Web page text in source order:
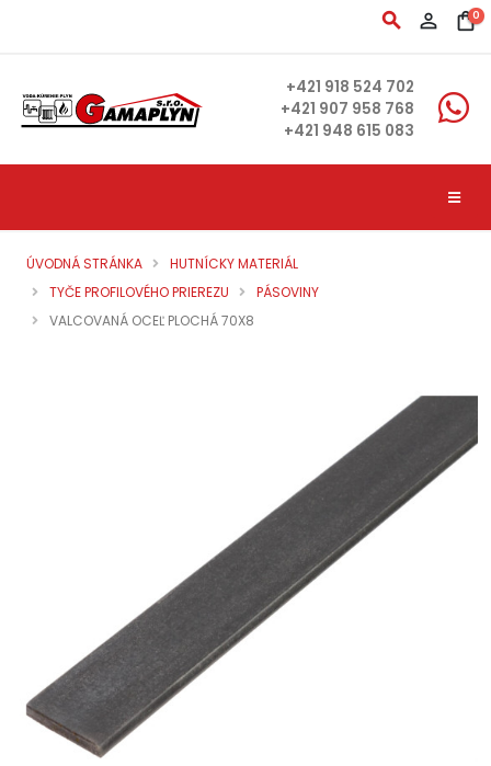
search person_outline shopping_bag0
+421 918 524 702
+421 907 958 768
+421 948 615 083
ÚVODNÁ STRÁNKA
HUTNÍCKY MATERIÁL
TYČE PROFILOVÉHO PRIEREZU
PÁSOVINY
VALCOVANÁ OCEĽ PLOCHÁ 70X8